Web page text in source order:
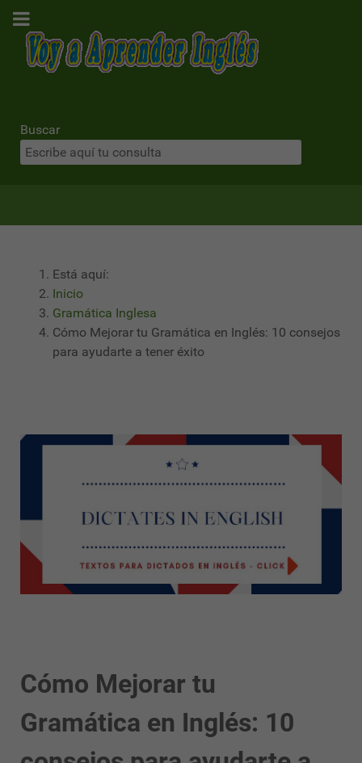
Buscar
Está aquí:
Inicio
Gramática Inglesa
Cómo Mejorar tu Gramática en Inglés: 10 consejos
para ayudarte a tener éxito
Cómo Mejorar tu
Gramática en Inglés: 10